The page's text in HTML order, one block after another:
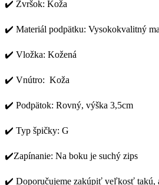
✔️ Zvršok: Koža
✔️ Materiál podpätku: Vysokokvalitný
✔️ Vložka: Kožená
✔️ Vnútro: Koža
✔️ Podpätok: Rovný, výška 3,5cm
✔️ Typ špičky: G
✔️Zapínanie: Na boku je suchý zips
✔️ Doporučujeme zakúpiť veľkosť takú,